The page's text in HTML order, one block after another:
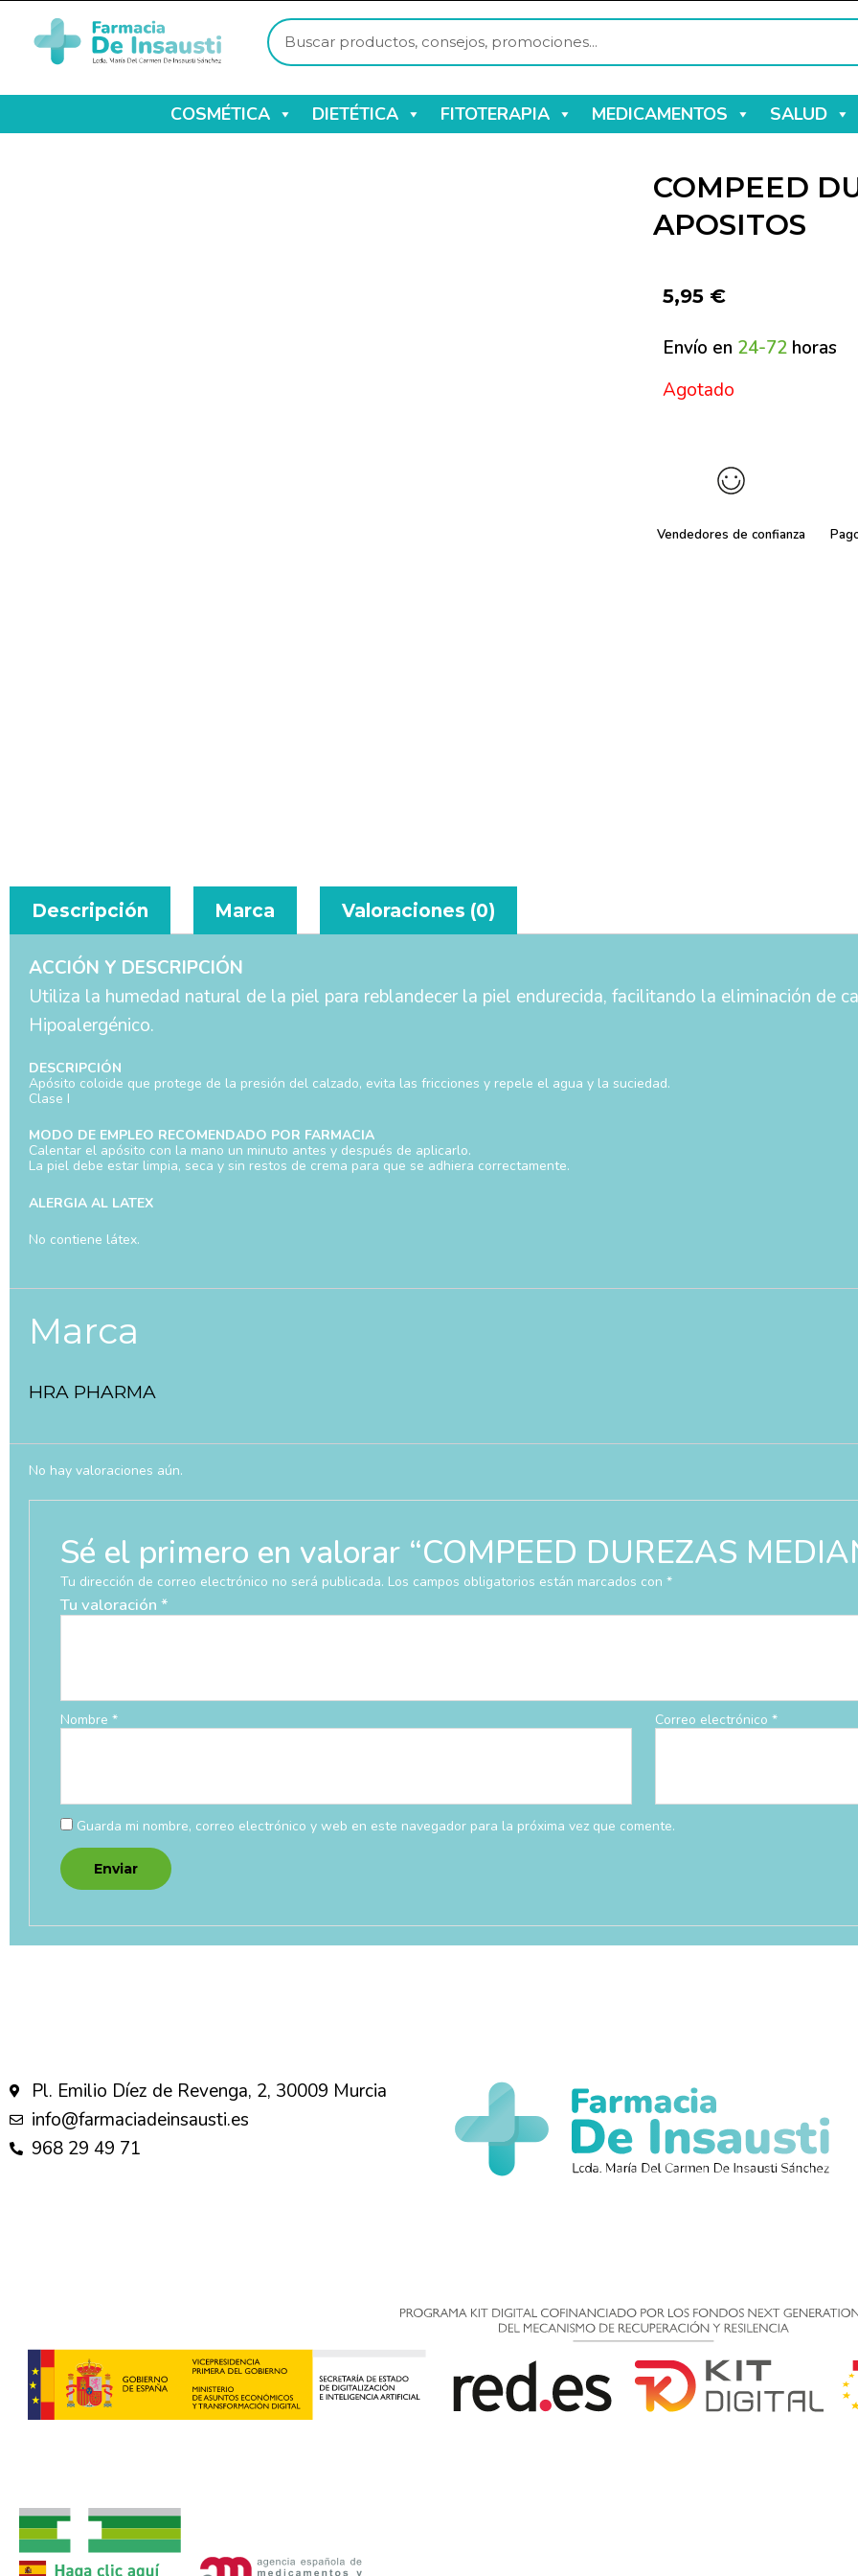
COSMÉTICA DIETÉTICA FITOTERAPIA MEDICAMENTOS SALUD
COMPEED
APOSITOS
5,95 €
Envío en 24-72 horas
Agotado
Vendedores de confianza
Descripción Marca Valoraciones (0)
ACCIÓN Y DESCRIPCIÓN
Utiliza la humedad natural de la piel para reblandecer la piel endurecida, facilitando la eliminación de
Hipoalergénico.
DESCRIPCIÓN
Apósito coloide que protege de la presión del calzado, evita las fricciones y repele el agua y la suciedad.
Clase I
MODO DE EMPLEO RECOMENDADO POR FARMACIA
Calentar el apósito con la mano un minuto antes y después de aplicarlo.
La piel debe estar limpia, seca y sin restos de crema para que se adhiera correctamente.
ALERGIA AL LATEX
No contiene látex.
Marca
HRA PHARMA
No hay valoraciones aún.
Sé el primero en valorar “COMPEED DUREZAS
Tu dirección de correo electrónico no será publicada. Los campos obligatorios están marcados con *
Tu valoración *
Nombre * Correo electrónico*
Guarda mi nombre, correo electrónico y web en este navegador para la próxima vez que comente.
Pl. Emilio Díez de Revenga, 2, 30009 Murcia
info@farmaciadeinsausti.es
968 29 49 71